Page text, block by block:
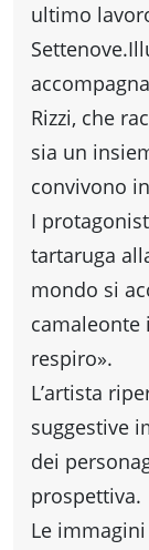
ultimo
Rizzi, che
sia un
convivono
I
tartaruga
mondo si
camaleonte
respiro».
L’artista
suggestive
dei
prospettiva.
Le